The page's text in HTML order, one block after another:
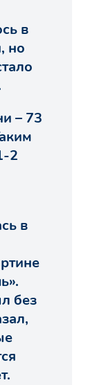
в
но
– 73
2
в
без